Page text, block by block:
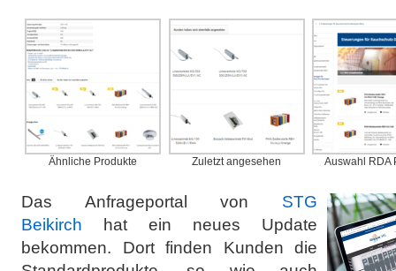
Ähnliche Produkte Zuletzt angesehen Auswahl RDA
Das Anfrageportal von STG
Beikirch hat ein neues Update
bekommen. Dort finden Kunden die